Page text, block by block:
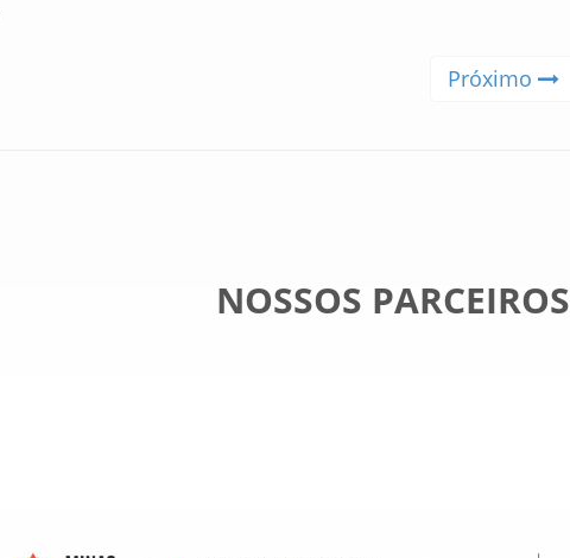
Próximo
NOSSOS PARCEIROS